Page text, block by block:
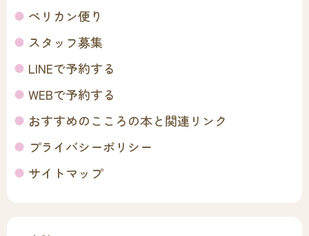
ペリカン便り
スタッフ募集
LINEで予約する
WEBで予約する
おすすめのこころの本と関連リンク
プライバシーポリシー
サイトマップ